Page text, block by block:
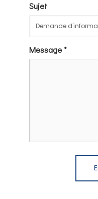
Sujet
Message *